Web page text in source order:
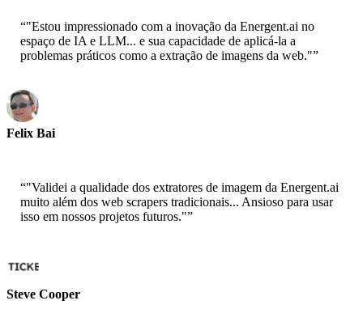
“"Estou impressionado com a inovação da Energent.ai no
espaço de IA e LLM... e sua capacidade de aplicá-la a
problemas práticos como a extração de imagens da web."”
Felix Bai
“"Validei a qualidade dos extratores de imagem da Energent.ai
muito além dos web scrapers tradicionais... Ansioso para usar
isso em nossos projetos futuros."”
Steve Cooper